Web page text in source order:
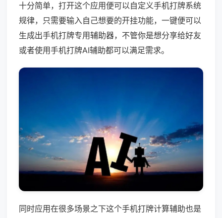
十分简单，打开这个应用便可以自定义手机打牌系统
规律，只需要输入自己想要的开挂功能，一键便可以
生成出手机打牌专用辅助器，不管你是想分享给好友
或者使用手机打牌AI辅助都可以满足需求。
同时应用在很多场景之下这个手机打牌计算辅助也是